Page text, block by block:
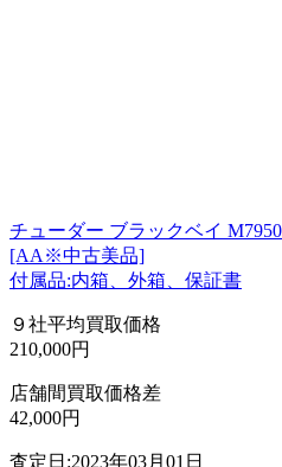
チューダー ブラックベイ
[AA※中古美品]
付属品:内箱、外箱、保証書
９社平均買取価格
210,000円
店舗間買取価格差
42,000円
査定日:2023年03月01日